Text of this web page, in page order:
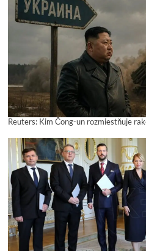
Reuters: Kim Čong-un rozmiestňuje